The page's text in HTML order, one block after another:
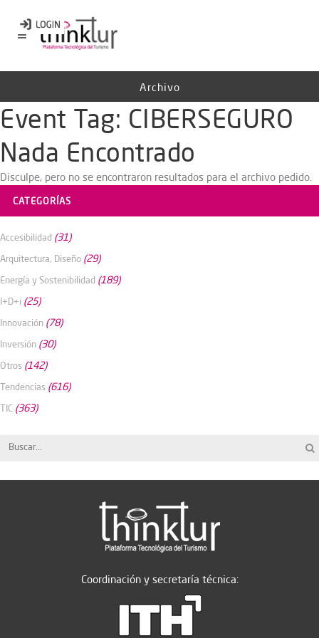
Archivo
Event Tag: CIBERSEGURO
Nada Encontrado
Disculpe, pero no se encontraron resultados para el archivo pedido.
CATEGORÍAS
Accesibilidad (31)
Arquitectura, Diseño (29)
Energía y Sostenibilidad (189)
I+D+i (25)
Innovación (78)
Inversión (30)
Otros (142)
Tendencias (616)
TIC (363)
Coordinación y secretaría técnica: